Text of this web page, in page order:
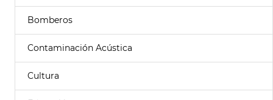
Bomberos
Contaminación Acústica
Cultura